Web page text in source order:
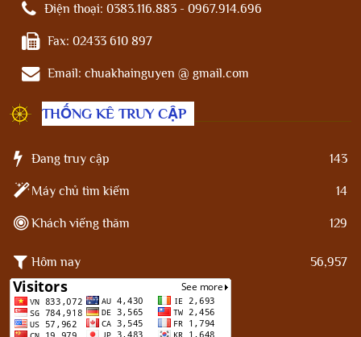
Điện thoại: 0383.116.883 - 0967.914.696
Fax: 02433 610 897
Email: chuakhainguyen @ gmail.com
THỐNG KÊ TRUY CẬP
Đang truy cập 143
Máy chủ tìm kiếm 14
Khách viếng thăm 129
Hôm nay 56,957